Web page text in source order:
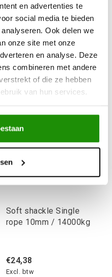
en advertenties te
social media te bieden
Ook delen we
onze site met onze
en analyse. Deze
combineren met andere
of die ze hebben
van hun services.
rope 8mm / 11000kg
€20,62
Excl. btw
€24,95
Soft shackle Single
rope 10mm / 14000kg
€24,38
Excl. btw